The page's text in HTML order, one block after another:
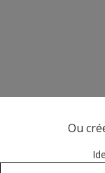
Ou